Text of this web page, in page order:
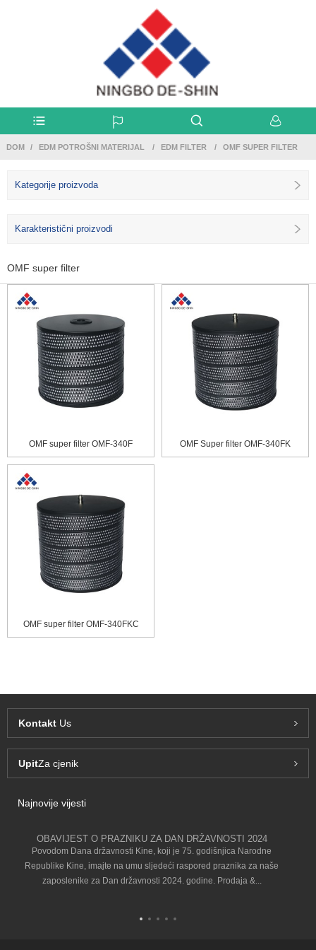
DOM EDM POTROŠNI MATERIJAL EDM FILTER OMF SUPER FILTER
Kategorije proizvoda
Karakteristični proizvodi
OMF super filter
OMF super filter OMF-340F OMF Super filter OMF-340FK
OMF super filter OMF-340FKC
Kontakt Us
UpitZa cjenik
Najnovije vijesti
OBAVIJEST O PRAZNIKU ZA DAN DRŽAVNOSTI 2024
Povodom Dana državnosti Kine, koji je 75. godišnjica Narodne
Republike Kine, imajte na umu sljedeći raspored praznika za naše
zaposlenike za Dan državnosti 2024. godine. Prodaja &...